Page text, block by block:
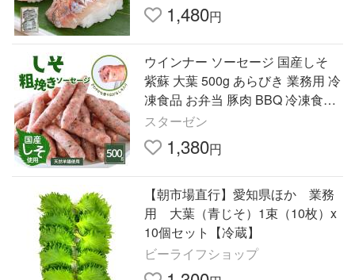
1,480円
ウインナー ソーセージ 国産しそ
紫蘇 大葉 500g あらびき 業務用 冷
凍食品 お弁当 豚肉 BBQ 冷凍食品
大容量 おかず 爆買 [送料無料品と
同時購入で送料0円]
スターゼン
1,380円
【朝市場直行】愛知県ほか 業務
用 大葉（青じそ）1束（10枚）x
10個セット【冷蔵】
ビーライフショップ